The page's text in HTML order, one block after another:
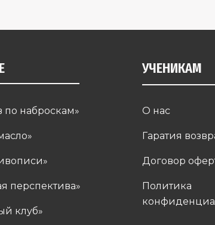
по наброскам»
перспектива»
клуб»
УЧЕНИКАМ
О нас
Гаратия
Договор
Политика